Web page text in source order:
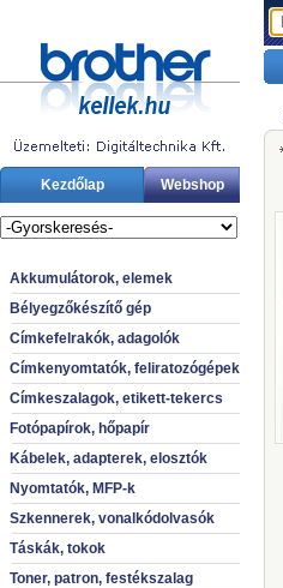
Kezdőlap Webshop
Akkumulátorok, elemek
Bélyegzőkészítő gép
Címkefelrakók, adagolók
Címkenyomtatók, feliratozógépek
Címkeszalagok, etikett-tekercs
Fotópapírok, hőpapír
Kábelek, adapterek, elosztók
Nyomtatók, MFP-k
Szkennerek, vonalkódolvasók
Táskák, tokok
Toner, patron, festékszalag